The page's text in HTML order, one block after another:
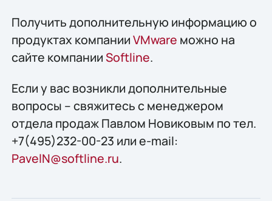
Получить дополнительную информацию о
продуктах компанииVMware можно на
сайте компанииSoftline.
Если у вас возникли дополнительные
вопросы – свяжитесь с менеджером
отдела продаж Павлом Новиковым по тел.
+7(495)232-00-23 или e-mail:
PavelN@softline.ru.